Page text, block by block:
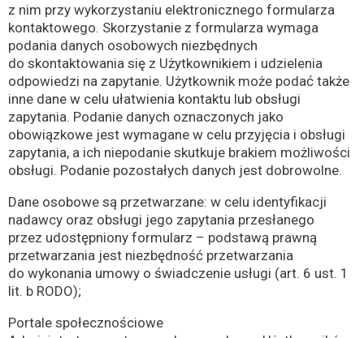
z nim przy wykorzystaniu elektronicznego formularza
kontaktowego. Skorzystanie z formularza wymaga
podania danych osobowych niezbędnych
do skontaktowania się z Użytkownikiem i udzielenia
odpowiedzi na zapytanie. Użytkownik może podać także
inne dane w celu ułatwienia kontaktu lub obsługi
zapytania. Podanie danych oznaczonych jako
obowiązkowe jest wymagane w celu przyjęcia i obsługi
zapytania, a ich niepodanie skutkuje brakiem możliwości
obsługi. Podanie pozostałych danych jest dobrowolne.
Dane osobowe są przetwarzane: w celu identyfikacji
nadawcy oraz obsługi jego zapytania przesłanego
przez udostępniony formularz – podstawą prawną
przetwarzania jest niezbędność przetwarzania
do wykonania umowy o świadczenie usługi (art. 6 ust. 1
lit. b RODO);
Portale społecznościowe